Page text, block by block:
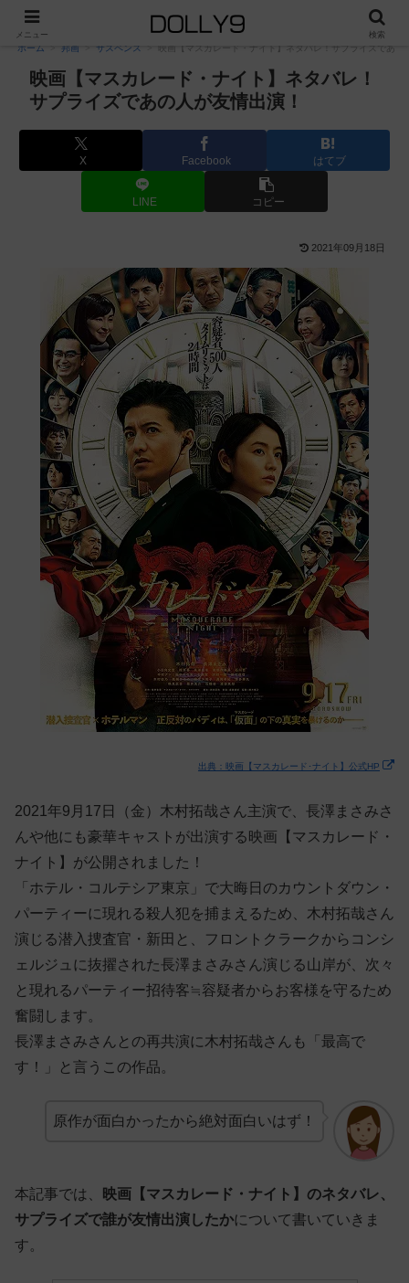
PR
ホーム 邦画 サスペンス 映画【マスカレード・ナイト】ネタバレ！サプライズであの
映画【マスカレード・ナイト】ネタバレ！
サプライズであの人が友情出演！
X Facebook はてブ
LINE コピー
2021年09月18日
出典：映画【マスカレード･ナイト】公式HP
2021年9月17日（金）木村拓哉さん主演で、長澤まさみさ
んや他にも豪華キャストが出演する映画【マスカレード・
ナイト】が公開されました！
「ホテル・コルテシア東京」で大晦日のカウントダウン・
パーティーに現れる殺人犯を捕まえるため、木村拓哉さん
演じる潜入捜査官・新田と、フロントクラークからコンシ
ェルジュに抜擢された長澤まさみさん演じる山岸が、次々
と現れるパーティー招待客≒容疑者からお客様を守るため
奮闘します。
長澤まさみさんとの再共演に木村拓哉さんも「最高で
す！」と言うこの作品。
原作が面白かったから絶対面白いはず！
本記事では、
映画【マスカレード・ナイト】のネタバレ、
サプライズで誰が友情出演したかについて書いていきま
す。
メニュー 検索